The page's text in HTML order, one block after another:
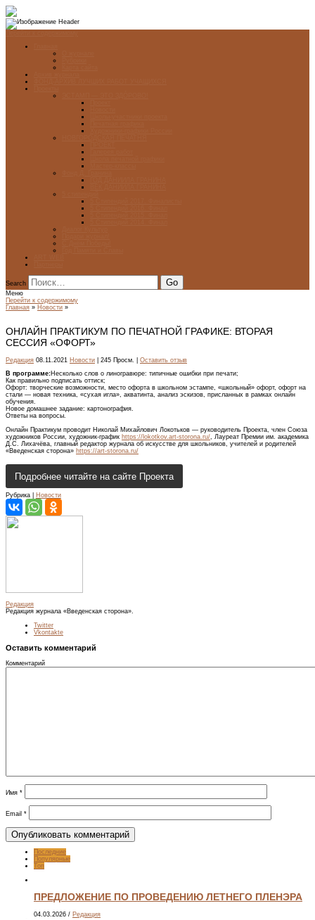
Search
Меню
Перейти к содержимому
Главная » Новости »
ОНЛАЙН ПРАКТИКУМ ПО ПЕЧАТНОЙ ГРАФИКЕ: ВТОРАЯ
СЕССИЯ «ОФОРТ»
Редакция 08.11.2021 Новости | 245 Просм. | Оставить отзыв
В программе:Несколько слов о линогравюре: типичные ошибки при печати;
Как правильно подписать оттиск;
Офорт: творческие возможности, место офорта в школьном эстампе, «школьный» офорт, офорт на
стали — новая техника, «сухая игла», акватинта, анализ эскизов, присланных в рамках онлайн
обучения.
Новое домашнее задание: картонография.
Ответы на вопросы.
Онлайн Практикум проводит Николай Михайлович Локотьков — руководитель Проекта, член Союза
художников России, художник-график https://lokotkov.art-storona.ru/ , Лауреат Премии им. академика
Д.С. Лихачёва, главный редактор журнала об искусстве для школьников, учителей и родителей
«Введенская сторона» https://art-storona.ru/
Подробнее читайте на сайте Проекта
Рубрика | Новости
Редакция
Редакция журнала «Введенская сторона».
Twitter
Vkontakte
Оставить комментарий
Комментарий
Имя *
Email *
Последние
Популярные
Топ
ПРЕДЛОЖЕНИЕ ПО ПРОВЕДЕНИЮ ЛЕТНЕГО ПЛЕНЭРА
04.03.2026 / Редакция